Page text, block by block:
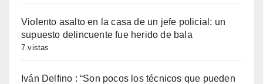
Violento asalto en la casa de un jefe policial: un
supuesto delincuente fue herido de bala
7 vistas
Iván Delfino : “Son pocos los técnicos que pueden